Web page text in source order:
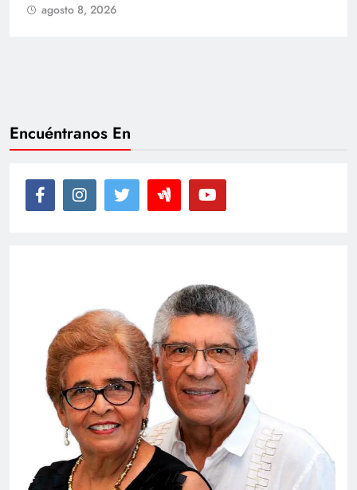
agosto 8, 2026
Encuéntranos En